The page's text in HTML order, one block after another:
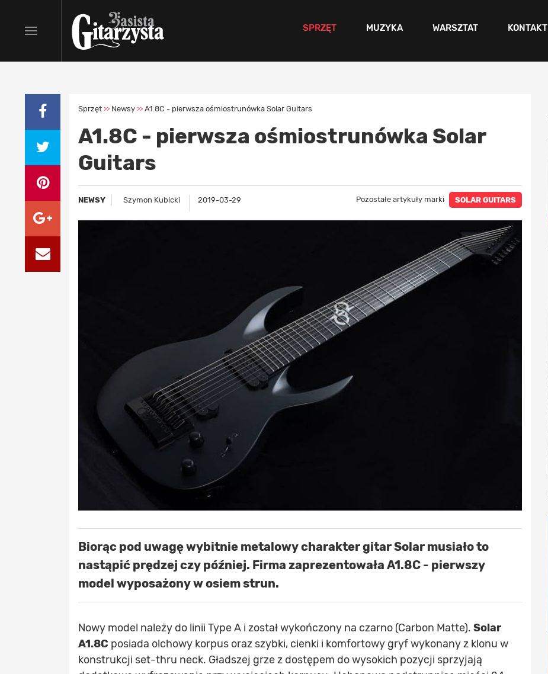
SPRZĘT MUZYKA WARSZTAT KONTAKT
Sprzęt >> Newsy >> A1.8C - pierwsza ośmiostrunówka Solar Guitars
A1.8C - pierwsza ośmiostrunówka Solar
Guitars
NEWSY Szymon Kubicki 2019-03-29 Pozostałe artykuły marki SOLAR GUITARS
Biorąc pod uwagę wybitnie metalowy charakter gitar Solar musiało to
nastąpić prędzej czy później. Firma zaprezentowała A1.8C - pierwszy
model wyposażony w osiem strun.
Nowy model należy do linii Type A i został wykończony na czarno (Carbon Matte). Solar
A1.8C posiada olchowy korpus oraz szybki, cienki i komfortowy gryf wykonany z klonu w
konstrukcji set-thru neck. Gładszej grze z dostępem do wysokich pozycji sprzyjają